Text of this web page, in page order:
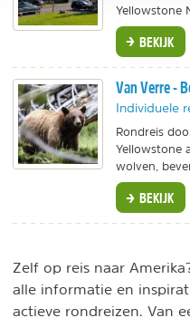
Yellowstone
BEKIJK
Van Verre -
Individuele
Rondreis
Yellowstone
wolven,
BEKIJK
Zelf op reis naar
alle informatie en
actieve rondreizen. Van